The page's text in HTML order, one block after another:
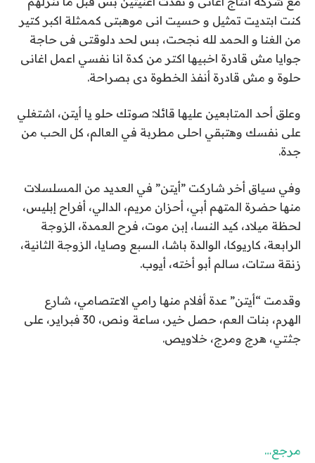
كنت ابتديت تمثيل و حسيت انى موهبتى كممثلة اكبر كتير
من الغنا و الحمد لله نجحت، بس لحد دلوقتى فى حاجة
جوايا مش قادرة اخبيها اكتر من كدة انا نفسي اعمل اغانى
حلوة و مش قادرة أنفذ الخطوة دى بصراحة.
وعلق أحد المتابعين عليها قائلا: صوتك حلو يا أيتن، اشتغلي
على نفسك وهتبقي احلى مطربة في العالم، كل الحب من
جدة.
وفي سياق أخر شاركت ”أيتن” في العديد من المسلسلات
منها حضرة المتهم أبي، أحزان مريم، الدالي، أفراح إبليس،
لحظة ميلاد، كيد النسا، إبن موت، فرح العمدة، الزوجة
الرابعة، كاريوكا، الوالدة باشا، السبع وصايا، الزوجة الثانية،
زنقة ستات، سالم أبو أخته، أيوب.
وقدمت “أيتن” عدة أفلام منها رامي الاعتصامي، شارع
الهرم، بنات العم، حصل خير، ساعة ونص، 30 فبراير، على
جثتي، هرج ومرج، خلاويص.
مرجع…